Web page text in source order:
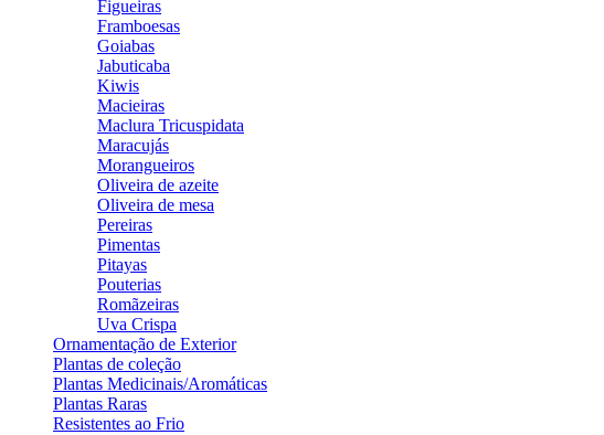
Figueiras
Framboesas
Goiabas
Jabuticaba
Kiwis
Macieiras
Maclura Tricuspidata
Maracujás
Morangueiros
Oliveira de azeite
Oliveira de mesa
Pereiras
Pimentas
Pitayas
Pouterias
Romãzeiras
Uva Crispa
Ornamentação de Exterior
Plantas de coleção
Plantas Medicinais/Aromáticas
Plantas Raras
Resistentes ao Frio